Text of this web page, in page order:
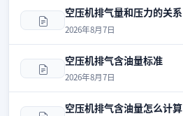
空压机排气量和压力的关系
2026年8月7日
空压机排气含油量标准
2026年8月7日
空压机排气含油量怎么计算